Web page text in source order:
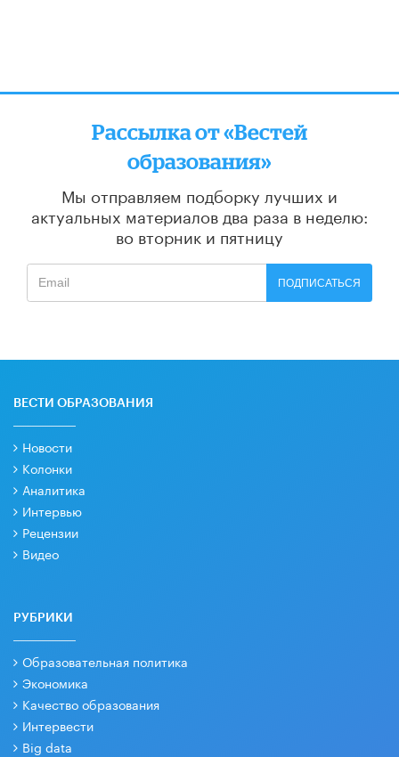
Рассылка от «Вестей
образования»
Мы отправляем подборку лучших и
актуальных материалов два раза в неделю:
во вторник и пятницу
ПОДПИСАТЬСЯ
ВЕСТИ ОБРАЗОВАНИЯ
Новости
Колонки
Аналитика
Интервью
Рецензии
Видео
РУБРИКИ
Образовательная политика
Экономика
Качество образования
Интервести
Big data